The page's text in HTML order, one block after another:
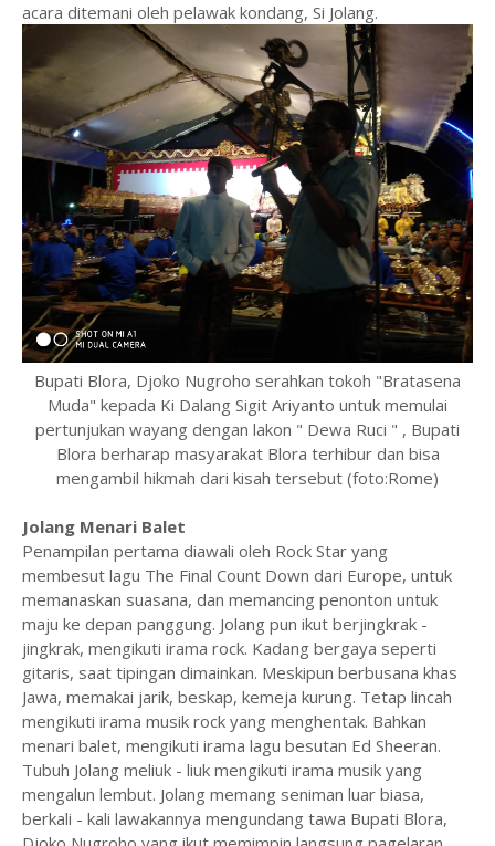
acara ditemani oleh pelawak kondang, Si Jolang.
Bupati Blora, Djoko Nugroho serahkan tokoh "Bratasena
Muda" kepada Ki Dalang Sigit Ariyanto untuk memulai
pertunjukan wayang dengan lakon " Dewa Ruci " , Bupati
Blora berharap masyarakat Blora terhibur dan bisa
mengambil hikmah dari kisah tersebut (foto:Rome)
Jolang Menari Balet
Penampilan pertama diawali oleh Rock Star yang
membesut lagu The Final Count Down dari Europe, untuk
memanaskan suasana, dan memancing penonton untuk
maju ke depan panggung. Jolang pun ikut berjingkrak -
jingkrak, mengikuti irama rock. Kadang bergaya seperti
gitaris, saat tipingan dimainkan. Meskipun berbusana khas
Jawa, memakai jarik, beskap, kemeja kurung. Tetap lincah
mengikuti irama musik rock yang menghentak. Bahkan
menari balet, mengikuti irama lagu besutan Ed Sheeran.
Tubuh Jolang meliuk - liuk mengikuti irama musik yang
mengalun lembut. Jolang memang seniman luar biasa,
berkali - kali lawakannya mengundang tawa Bupati Blora,